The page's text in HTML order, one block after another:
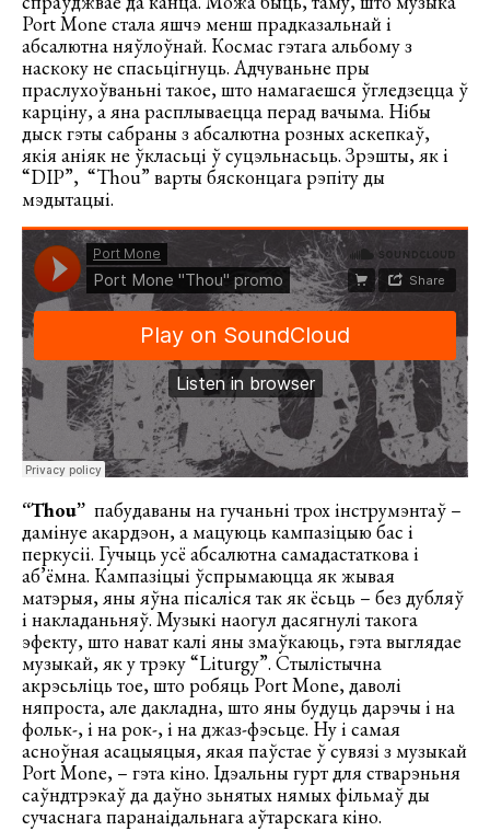
Port Mone стала яшчэ менш прадказальнай і
абсалютна няўлоўнай. Космас гэтага альбому з
наскоку не спасьцігнуць. Адчуваньне пры
праслухоўваньні такое, што намагаешся ўгледзецца ў
карціну, а яна расплываецца перад вачыма. Нібы
дыск гэты сабраны з абсалютна розных аскепкаў,
якія аніяк не ўкласьці ў суцэльнасьць. Зрэшты, як і
“DIP”, “Thou” варты бясконцага рэпіту ды
мэдытацыі.
“Thou” пабудаваны на гучаньні трох інструмэнтаў –
дамінуе акардэон, а мацуюць кампазіцыю бас і
перкусіі. Гучыць усё абсалютна самадастаткова і
аб’ёмна. Кампазіцыі ўспрымаюцца як жывая
матэрыя, яны яўна пісаліся так як ёсьць – без дубляў
і накладаньняў. Музыкі наогул дасягнулі такога
эфекту, што нават калі яны змаўкаюць, гэта выглядае
музыкай, як у трэку “Liturgy”. Стылістычна
акрэсьліць тое, што робяць Port Mone, даволі
няпроста, але дакладна, што яны будуць дарэчы і на
фольк-, і на рок-, і на джаз-фэсьце. Ну і самая
асноўная асацыяцыя, якая паўстае ў сувязі з музыкай
Port Mone, – гэта кіно. Ідэальны гурт для стварэньня
саўндтрэкаў да даўно зьнятых нямых фільмаў ды
сучаснага паранаідальнага аўтарскага кіно.